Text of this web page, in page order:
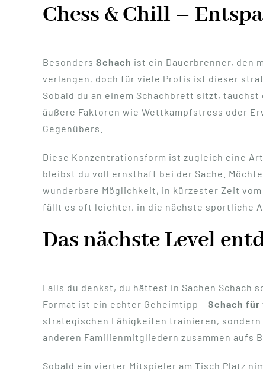
Chess & Chill –
Besonders Schach ist ein Dauerbrenner, den
verlangen, doch für viele Profis ist dieser
Sobald du an einem Schachbrett sitzt,
äußere Faktoren wie Wettkampfstress oder
Gegenübers.
Diese Konzentrationsform ist zugleich eine
bleibst du voll ernsthaft bei der Sache.
wunderbare Möglichkeit, in kürzester Zeit
fällt es oft leichter, in die nächste sportliche
Das nächste Level
Falls du denkst, du hättest in Sachen Schach
Format ist ein echter Geheimtipp – Schach für
strategischen Fähigkeiten trainieren,
anderen Familienmitgliedern zusammen aufs
Sobald ein vierter Mitspieler am Tisch Platz